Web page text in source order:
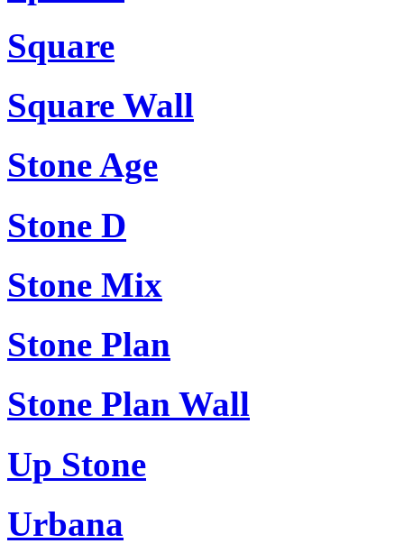
Square
Square Wall
Stone Age
Stone D
Stone Mix
Stone Plan
Stone Plan Wall
Up Stone
Urbana